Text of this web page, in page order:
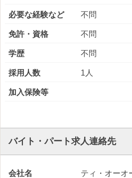
必要な経験など 不問
免許・資格 不問
学歴 不問
採用人数 1人
加入保険等
バイト・パート求人連絡先
会社名 ティ・オー